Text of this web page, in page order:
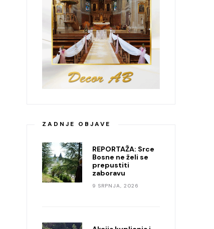
ZADNJE OBJAVE
REPORTAŽA: Srce
Bosne ne želi se
prepustiti
zaboravu
9 SRPNJA, 2026